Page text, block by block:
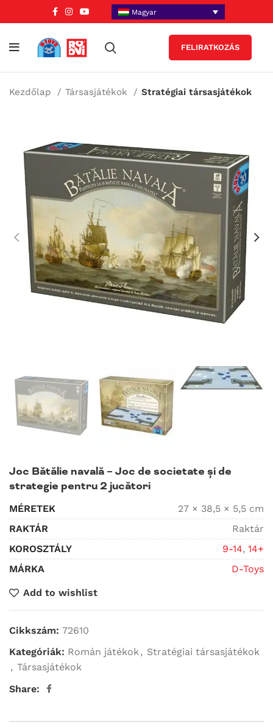
Magyar
FELIRATKOZÁS
Kezdőlap Társasjátékok Stratégiai társasjátékok
Joc Bătălie navală – Joc de societate și de
strategie pentru 2 jucători
MÉRETEK
27 × 38,5 × 5,5 cm
RAKTÁR
Raktár
KOROSZTÁLY
9-14, 14+
MÁRKA
D-Toys
Add to wishlist
Cikkszám: 72610
Kategóriák: Román játékok, Stratégiai társasjátékok
, Társasjátékok
Share: